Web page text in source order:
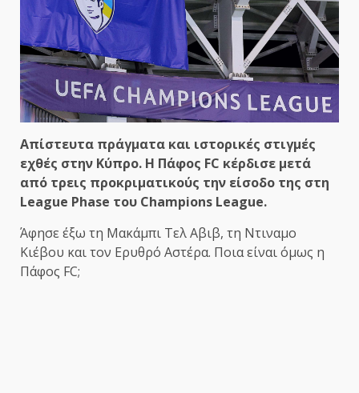
Απίστευτα πράγματα και ιστορικές στιγμές
εχθές στην Κύπρο. Η Πάφος FC κέρδισε μετά
από τρεις προκριματικούς την είσοδο της στη
League Phase του Champions League.
Άφησε έξω τη Μακάμπι Τελ Αβιβ, τη Ντιναμο
Κιέβου και τον Ερυθρό Αστέρα. Ποια είναι όμως η
Πάφος FC;